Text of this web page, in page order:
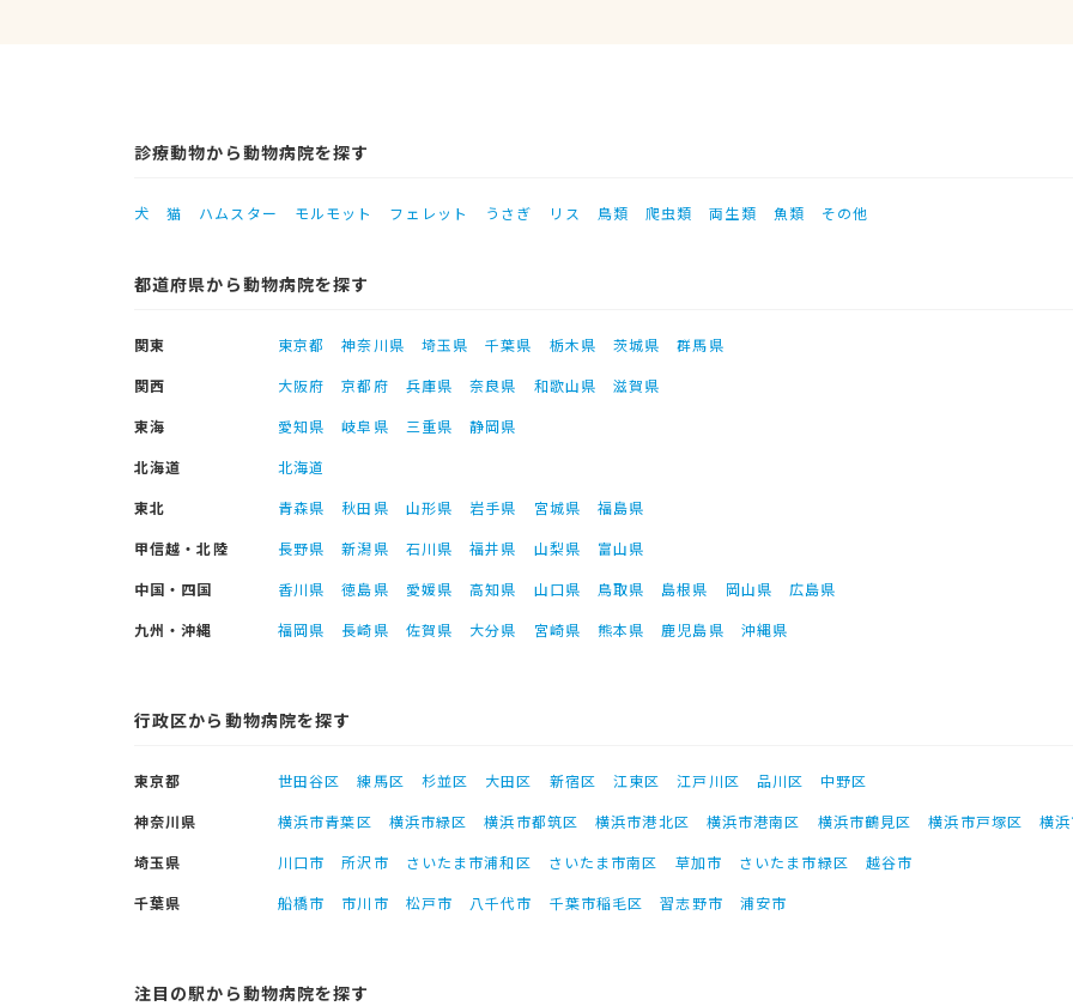
診療動物から動物病院を探す
犬 猫 ハムスター モルモット フェレット うさぎ リス 鳥類 爬虫類 両生類 魚類 その他
都道府県から動物病院を探す
関東 東京都 神奈川県 埼玉県 千葉県 栃木県 茨城県
群馬県
関西
大阪府 京都府 兵庫県 奈良県 和歌山県
滋賀県
東海
愛知県 岐阜県 三重県
静岡県
北海道
北海道
東北
青森県 秋田県 山形県 岩手県 宮城県
福島県
甲信越・北陸
長野県 新潟県 石川県 福井県 山梨県
富山県
中国・四国
香川県 徳島県 愛媛県 高知県 山口県 鳥取県 島根県 岡山県
広島県
九州・沖縄
福岡県 長崎県 佐賀県 大分県 宮崎県 熊本県 鹿児島県 沖縄県
行政区から動物病院を探す
東京都 世田谷区 練馬区 杉並区 大田区 新宿区 江東区 江戸川区 品川区
中野区
神奈川県
横浜市青葉区 横浜市緑区 横浜市都筑区 横浜市港北区 横浜市港南区 横浜市鶴見区 横浜市戸塚区
横
埼玉県
川口市 所沢市 さいたま市浦和区 さいたま市南区 草加市 さいたま市緑区
越谷市
千葉県
船橋市 市川市 松戸市 八千代市 千葉市稲毛区 習志野市 浦安市
注目の駅から動物病院を探す